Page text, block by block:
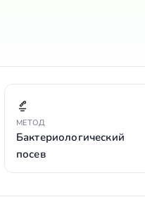
МЕТОД
Бактериологический
посев